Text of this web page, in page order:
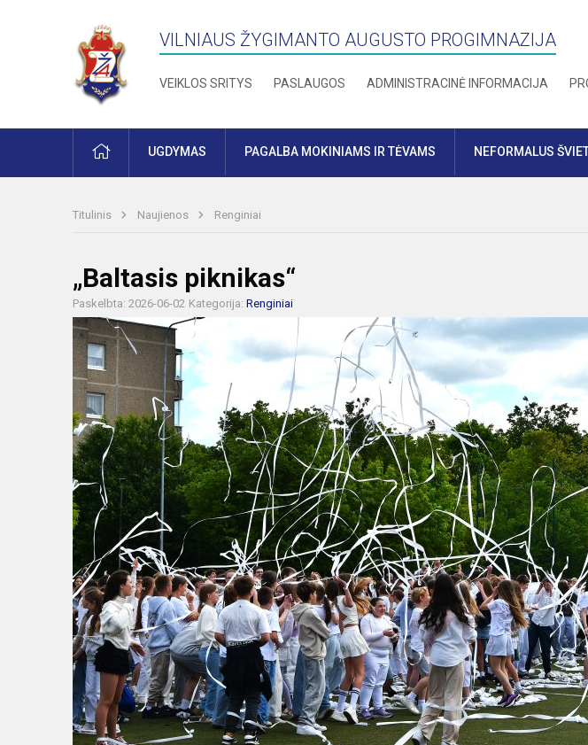
VILNIAUS ŽYGIMANTO AUGUSTO PROGIMNAZIJA
VEIKLOS SRITYS PASLAUGOS ADMINISTRACINĖ INFORMACIJA
PRADŽIAUGDYMAS PAGALBA MOKINIAMS IR TĖVAMS NEFORMALUS
Titulinis Naujienos Renginiai
„Baltasis piknikas“
Paskelbta: 2026-06-02 Kategorija: Renginiai